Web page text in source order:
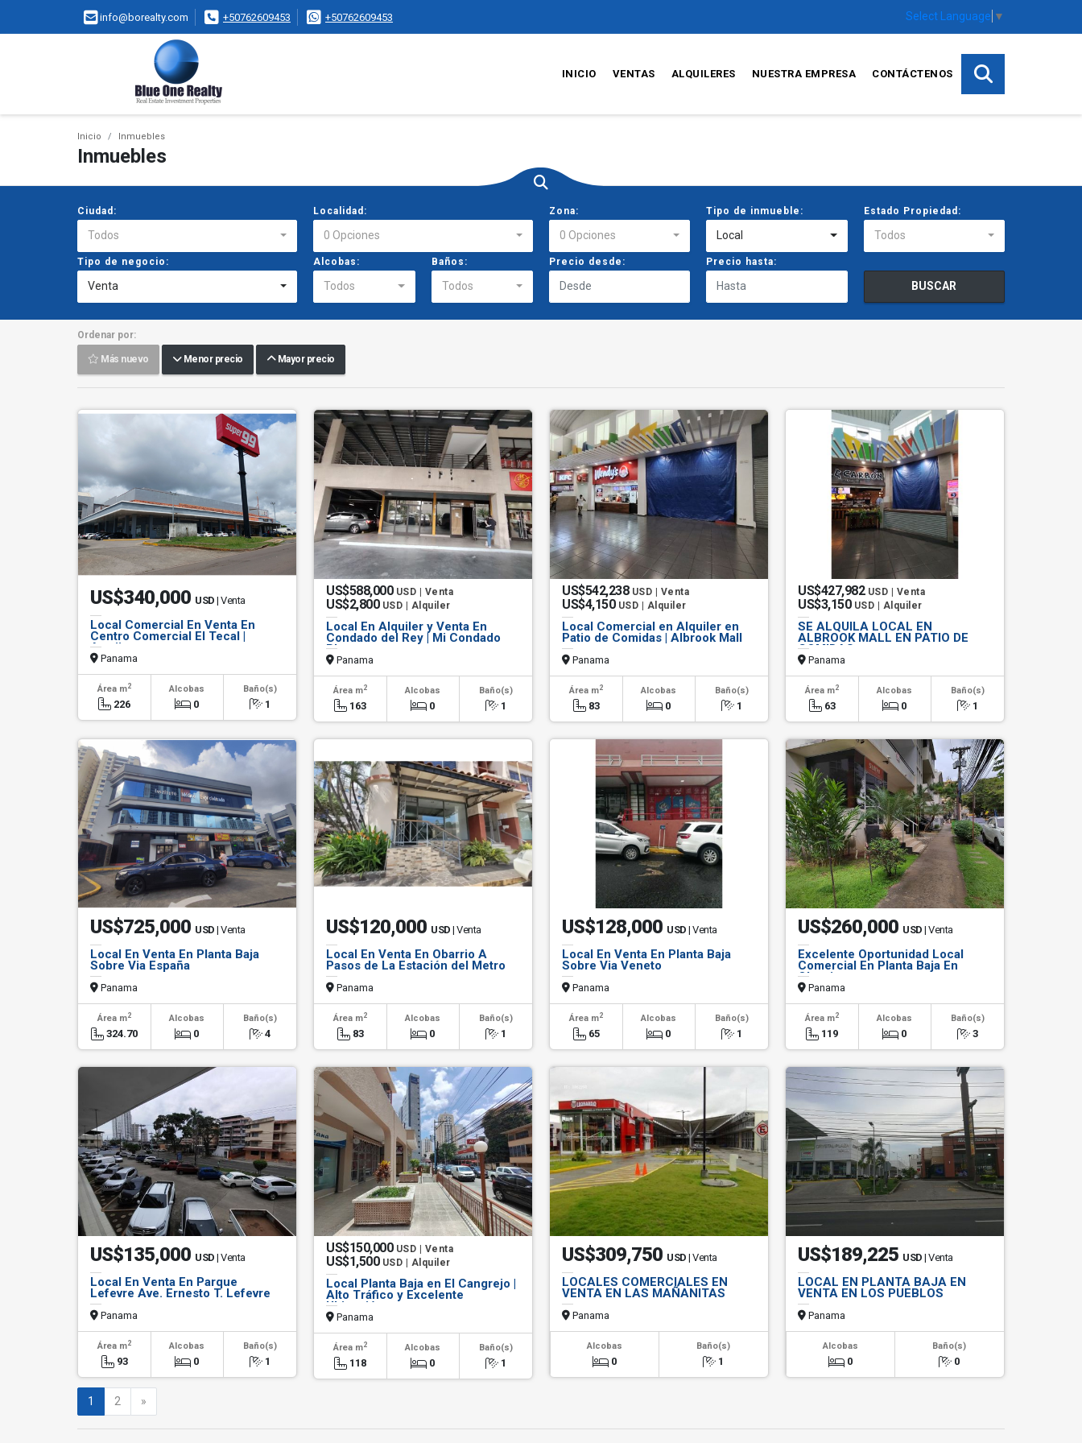
info@borealty.com +50762609453 +50762609453 Select Language ▼
INICIO VENTAS ALQUILERES NUESTRA EMPRESA CONTÁCTENOS
Inicio Inmuebles
Inmuebles
Ciudad:
Todos
Localidad:
0 Opciones
Zona:
0 Opciones
Tipo de inmueble:
Local
Estado Propiedad:
Todos
Tipo de negocio:
Venta
Alcobas:
Todos
Baños:
Todos
Precio desde: Precio hasta:
BUSCAR
Ordenar por:
Más nuevo Menor precio Mayor precio
US$340,000 USD | Venta
Local Comercial En Venta En
Centro Comercial El Tecal |
Arraijan
Panama
Área m2
226
Alcobas
0
Baño(s)
1
US$588,000 USD | Venta
US$2,800 USD | Alquiler
Local En Alquiler y Venta En
Condado del Rey | Mi Condado
Plaza
Panama
Área m2
163
Alcobas
0
Baño(s)
1
US$542,238 USD | Venta
US$4,150 USD | Alquiler
Local Comercial en Alquiler en
Patio de Comidas | Albrook Mall
Panama
Área m2
83
Alcobas
0
Baño(s)
1
US$427,982 USD | Venta
US$3,150 USD | Alquiler
SE ALQUILA LOCAL EN
ALBROOK MALL EN PATIO DE
COMIDAS
Panama
Área m2
63
Alcobas
0
Baño(s)
1
US$725,000 USD | Venta
Local En Venta En Planta Baja
Sobre Via España
Panama
Área m2
324.70
Alcobas
0
Baño(s)
4
US$120,000 USD | Venta
Local En Venta En Obarrio A
Pasos de La Estación del Metro
Panama
Área m2
83
Alcobas
0
Baño(s)
1
US$128,000 USD | Venta
Local En Venta En Planta Baja
Sobre Via Veneto
Panama
Área m2
65
Alcobas
0
Baño(s)
1
US$260,000 USD | Venta
Excelente Oportunidad Local
Comercial En Planta Baja En
Obarrio
Panama
Área m2
119
Alcobas
0
Baño(s)
3
US$135,000 USD | Venta
Local En Venta En Parque
Lefevre Ave. Ernesto T. Lefevre
Panama
Área m2
93
Alcobas
0
Baño(s)
1
US$150,000 USD | Venta
US$1,500 USD | Alquiler
Local Planta Baja en El Cangrejo |
Alto Tráfico y Excelente
Ubicación
Panama
Área m2
118
Alcobas
0
Baño(s)
1
US$309,750 USD | Venta
LOCALES COMERCIALES EN
VENTA EN LAS MAÑANITAS
Panama
Alcobas
0
Baño(s)
1
US$189,225 USD | Venta
LOCAL EN PLANTA BAJA EN
VENTA EN LOS PUEBLOS
Panama
Alcobas
0
Baño(s)
0
1 2 »